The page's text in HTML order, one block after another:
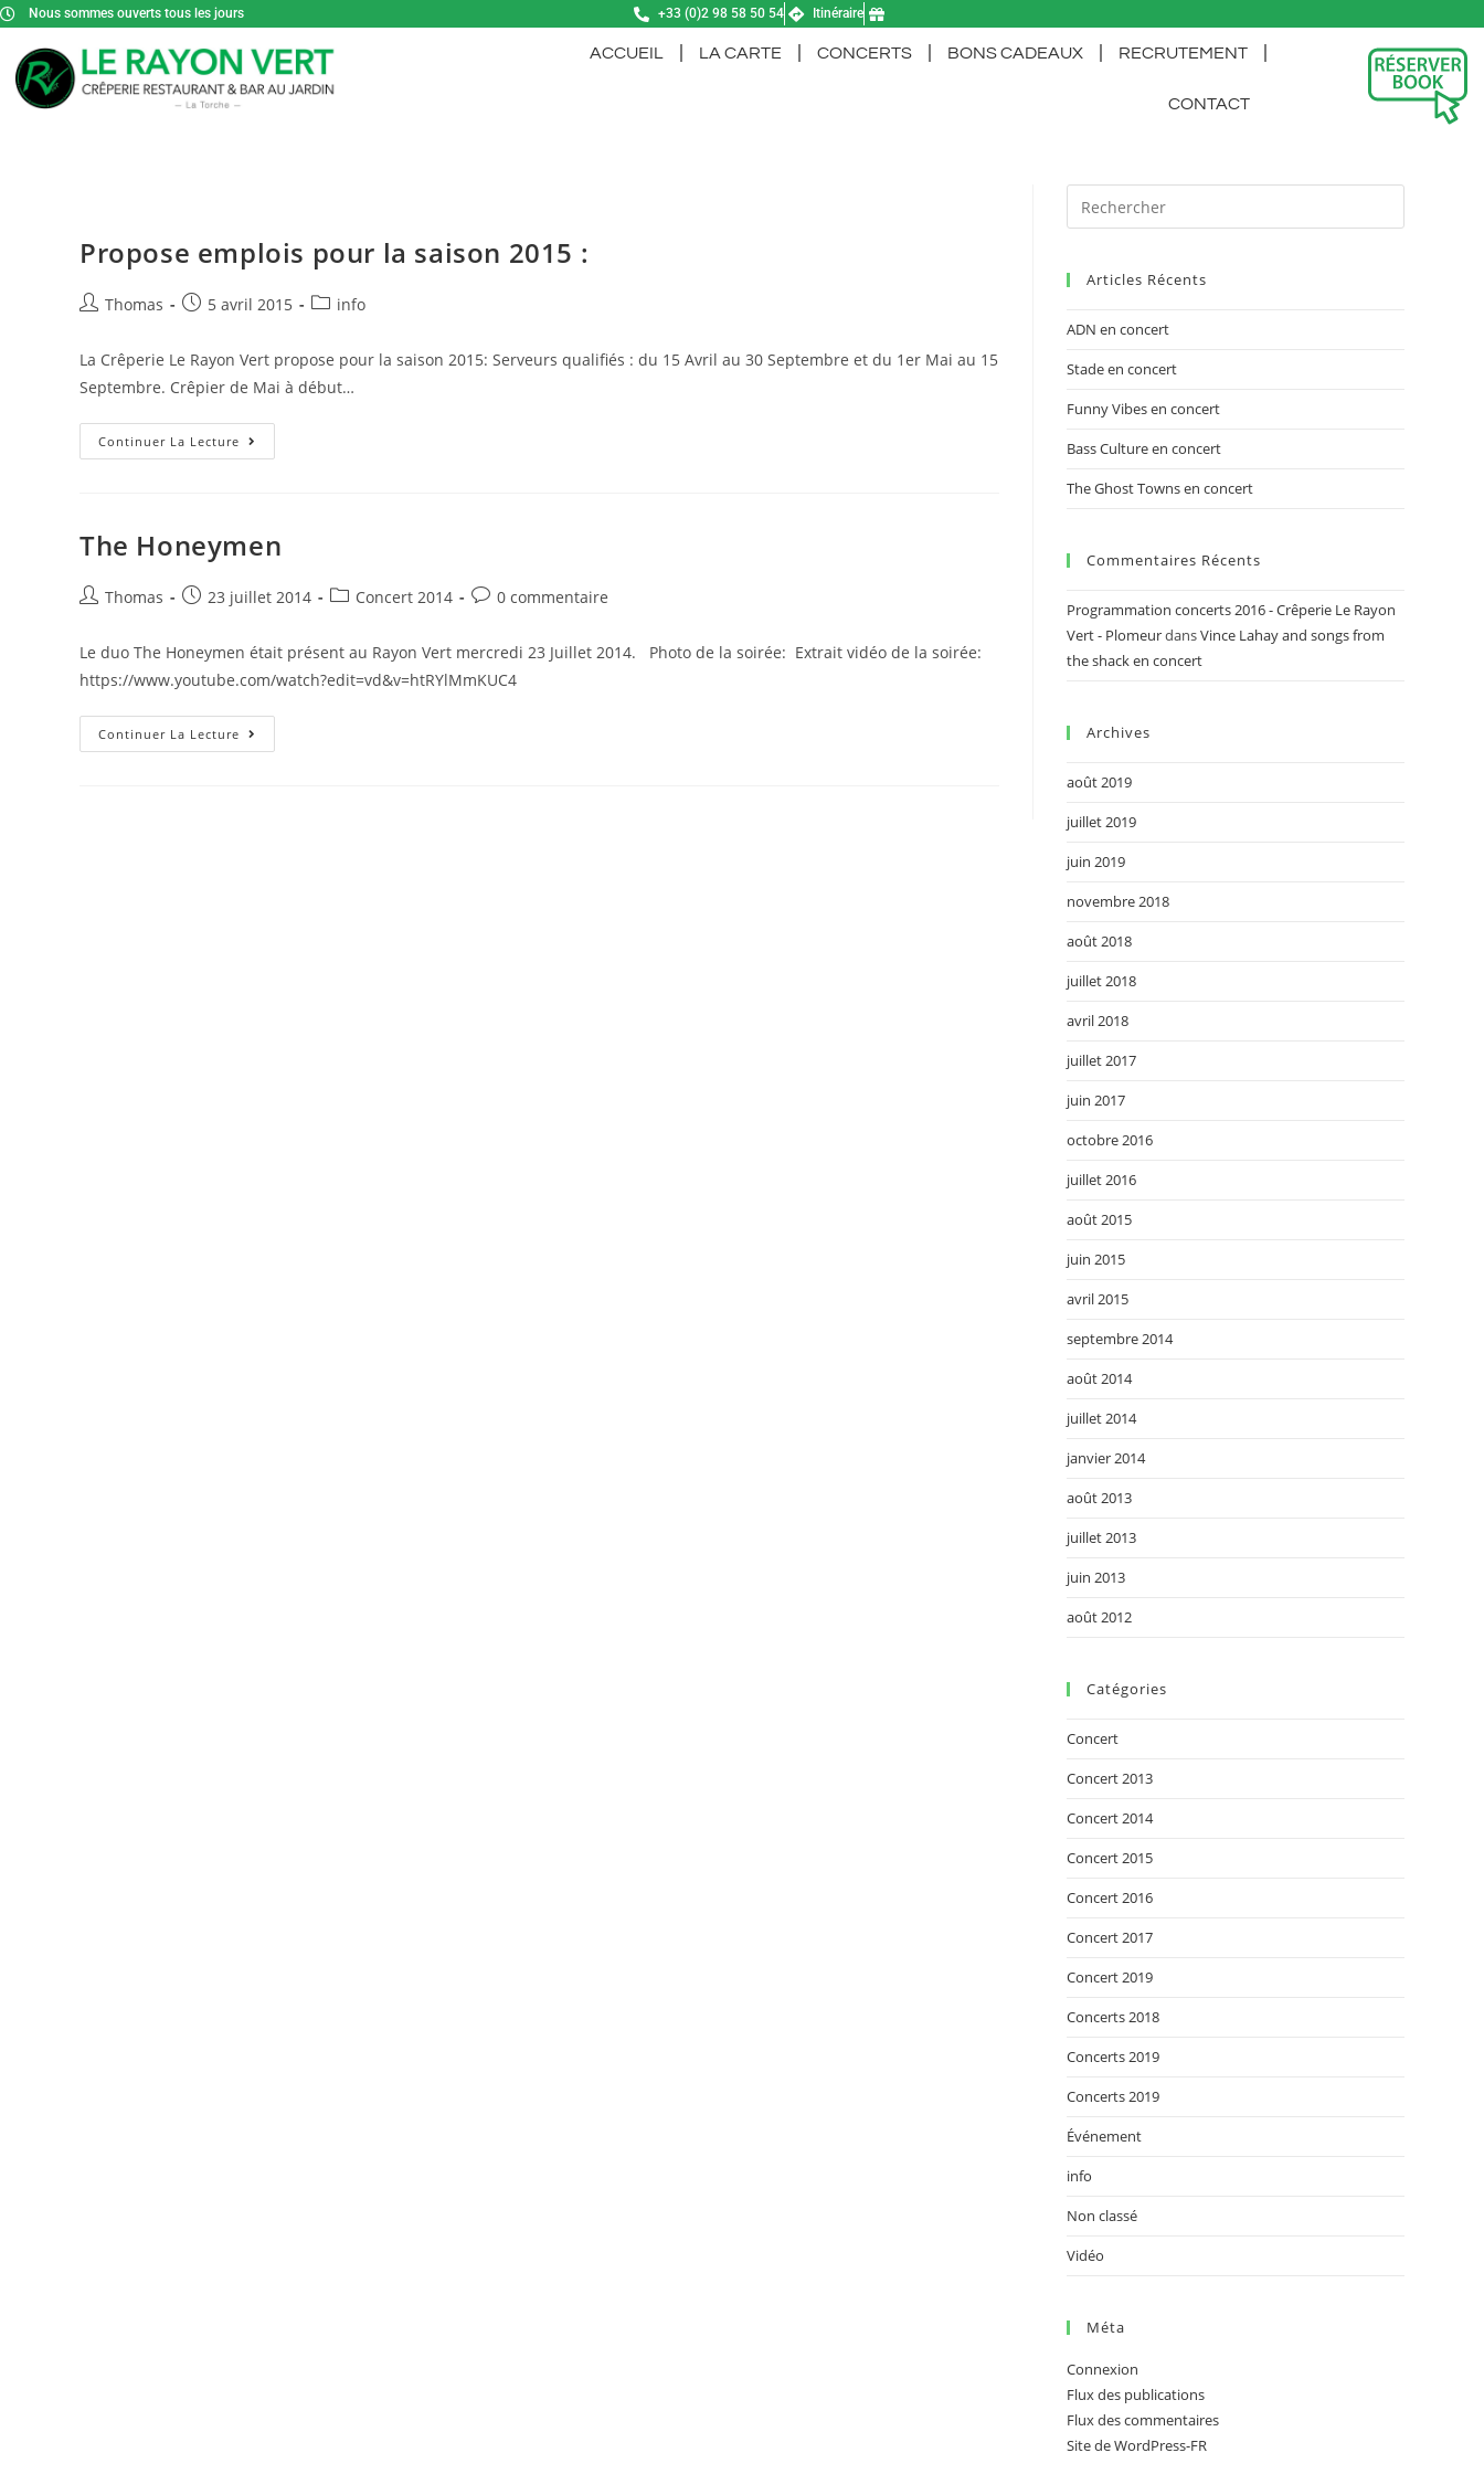
Nous sommes ouverts tous les jours +33 (0)2 98 58 50 54 Itinéraire
ACCUEIL LA CARTE CONCERTS BONS CADEAUX RECRUTEMENT
CONTACT
Propose emplois pour la saison 2015 :
Thomas 5 avril 2015 info
La Crêperie Le Rayon Vert propose pour la saison 2015: Serveurs qualifiés : du 15 Avril au 30 Septembre et du 1er Mai au 15
Septembre. Crêpier de Mai à début…
Continuer La Lecture
The Honeymen
Thomas 23 juillet 2014 Concert 2014 0 commentaire
Le duo The Honeymen était présent au Rayon Vert mercredi 23 Juillet 2014. Photo de la soirée: Extrait vidéo de la soirée:
https://www.youtube.com/watch?edit=vd&v=htRYlMmKUC4
Continuer La Lecture
Articles Récents
ADN en concert
Stade en concert
Funny Vibes en concert
Bass Culture en concert
The Ghost Towns en concert
Commentaires Récents
Programmation concerts 2016 - Crêperie Le Rayon
Vert - PlomeurdansVince Lahay and songs from
the shack en concert
Archives
août 2019
juillet 2019
juin 2019
novembre 2018
août 2018
juillet 2018
avril 2018
juillet 2017
juin 2017
octobre 2016
juillet 2016
août 2015
juin 2015
avril 2015
septembre 2014
août 2014
juillet 2014
janvier 2014
août 2013
juillet 2013
juin 2013
août 2012
Catégories
Concert
Concert 2013
Concert 2014
Concert 2015
Concert 2016
Concert 2017
Concert 2019
Concerts 2018
Concerts 2019
Concerts 2019
Événement
info
Non classé
Vidéo
Méta
Connexion
Flux des publications
Flux des commentaires
Site de WordPress-FR